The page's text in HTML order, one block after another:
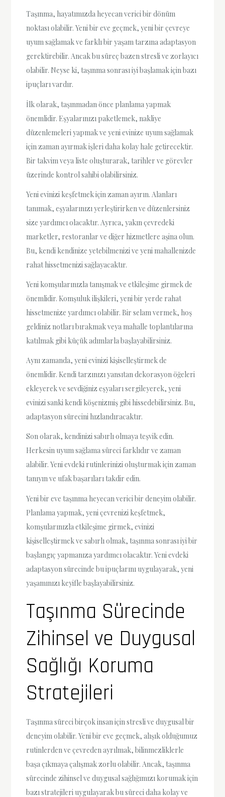
Taşınma, hayatımızda heyecan verici bir dönüm
noktası olabilir. Yeni bir eve geçmek, yeni bir çevreye
uyum sağlamak ve farklı bir yaşam tarzına adaptasyon
gerektirebilir. Ancak bu süreç bazen stresli ve zorlayıcı
olabilir. Neyse ki, taşınma sonrası iyi başlamak için bazı
ipuçları vardır.
İlk olarak, taşınmadan önce planlama yapmak
önemlidir. Eşyalarınızı paketlemek, nakliye
düzenlemeleri yapmak ve yeni evinize uyum sağlamak
için zaman ayırmak işleri daha kolay hale getirecektir.
Bir takvim veya liste oluşturarak, tarihler ve görevler
üzerinde kontrol sahibi olabilirsiniz.
Yeni evinizi keşfetmek için zaman ayırın. Alanları
tanımak, eşyalarınızı yerleştirirken ve düzenlersiniz
size yardımcı olacaktır. Ayrıca, yakın çevredeki
marketler, restoranlar ve diğer hizmetlere aşina olun.
Bu, kendi kendinize yetebilmenizi ve yeni mahallenizde
rahat hissetmenizi sağlayacaktır.
Yeni komşularınızla tanışmak ve etkileşime girmek de
önemlidir. Komşuluk ilişkileri, yeni bir yerde rahat
hissetmenize yardımcı olabilir. Bir selam vermek, hoş
geldiniz notları bırakmak veya mahalle toplantılarına
katılmak gibi küçük adımlarla başlayabilirsiniz.
Aynı zamanda, yeni evinizi kişiselleştirmek de
önemlidir. Kendi tarzınızı yansıtan dekorasyon öğeleri
ekleyerek ve sevdiğiniz eşyaları sergileyerek, yeni
evinizi sanki kendi köşenizmiş gibi hissedebilirsiniz. Bu,
adaptasyon sürecini hızlandıracaktır.
Son olarak, kendinizi sabırlı olmaya teşvik edin.
Herkesin uyum sağlama süreci farklıdır ve zaman
alabilir. Yeni evdeki rutinlerinizi oluşturmak için zaman
tanıyın ve ufak başarıları takdir edin.
Yeni bir eve taşınma heyecan verici bir deneyim olabilir.
Planlama yapmak, yeni çevrenizi keşfetmek,
komşularınızla etkileşime girmek, evinizi
kişiselleştirmek ve sabırlı olmak, taşınma sonrası iyi bir
başlangıç yapmanıza yardımcı olacaktır. Yeni evdeki
adaptasyon sürecinde bu ipuçlarını uygulayarak, yeni
yaşamınızı keyifle başlayabilirsiniz.
Taşınma Sürecinde
Zihinsel ve Duygusal
Sağlığı Koruma
Stratejileri
Taşınma süreci birçok insan için stresli ve duygusal bir
deneyim olabilir. Yeni bir eve geçmek, alışık olduğumuz
rutinlerden ve çevreden ayrılmak, bilinmezliklerle
başa çıkmaya çalışmak zorlu olabilir. Ancak, taşınma
sürecinde zihinsel ve duygusal sağlığımızı korumak için
bazı stratejileri uygulayarak bu süreci daha kolay ve